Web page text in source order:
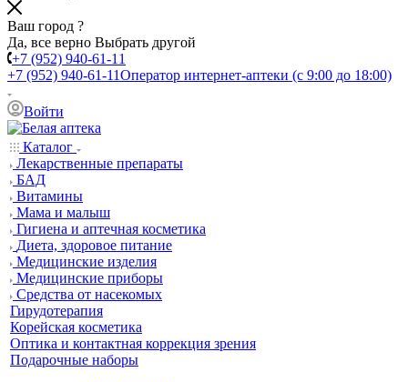
Ваш город ?
Да, все верно Выбрать другой
+7 (952) 940-61-11
+7 (952) 940-61-11Оператор интернет-аптеки (с 9:00 до 18:00)
Войти
Каталог
Лекарственные препараты
БАД
Витамины
Мама и малыш
Гигиена и аптечная косметика
Диета, здоровое питание
Медицинские изделия
Медицинские приборы
Средства от насекомых
Гирудотерапия
Корейская косметика
Оптика и контактная коррекция зрения
Подарочные наборы